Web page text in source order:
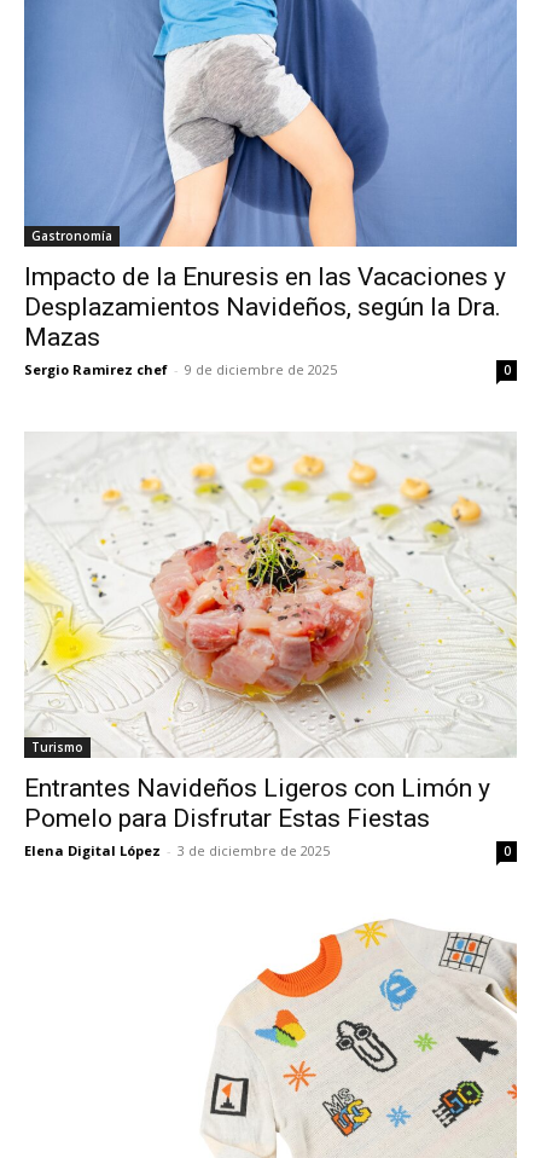
Gastronomía
Impacto de la Enuresis en las Vacaciones y
Desplazamientos Navideños, según la Dra.
Mazas
Sergio Ramirez chef - 9 de diciembre de 2025 0
Turismo
Entrantes Navideños Ligeros con Limón y
Pomelo para Disfrutar Estas Fiestas
Elena Digital López - 3 de diciembre de 2025 0